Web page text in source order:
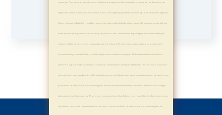
Get the eBook!
consequat. Duis autem vel eum iriure dolor in hendrerit in vulputate velit esse molestie consequat, vel illum dolore eu
feugiat nulla facilisis at vero eros et accumsan et iusto odio dignissim qui blandit praesent luptatum zzril delenit augue duis
dolore te feugait nulla facilisi. Nam liber tempor cum soluta nobis eleifend option congue nihil imperdiet doming id quod
mazim placerat facer possim assum. Lorem ipsum dolor sit amet, consectetuer adipiscing elit, sed diam nonummy nibh
euismod tincidunt ut laoreet dolore magna aliquam erat volutpat. Ut wisi enim ad minim veniam, quis nostrud exerci
tation ullamcorper suscipit lobortis nisl ut aliquip ex ea commodo consequat. Duis autem vel eum iriure dolor in
hendrerit in vulputate velit esse molestie consequat, vel illum dolore eu feugiat nulla facilisis. At vero eos et accusam et
justo duo dolores et ea rebum. Stet clita kasd gubergren, no sea takimata sanctus est Lorem ipsum dolor sit amet. Lorem
ipsum dolor sit amet, consetetur sadipscing elitr, sed diam nonumy eirmod tempor invidunt ut labore et dolore magna
aliquyam erat, sed diam voluptua. At vero eos et accusam et justo duo dolores et ea rebum. Stet clita kasd gubergren, no
sea takimata sanctus est Lorem ipsum dolor sit amet. Lorem ipsum dolor sit amet, consetetur sadipscing elitr, At